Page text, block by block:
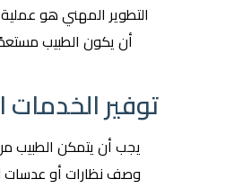
التطوير المهني هو
أن يكون الطبيب
توفير الخدمات
يجب أن يتمكن الطبيب
وصف نظارات أو عدسات